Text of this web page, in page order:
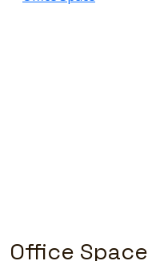
Office Space